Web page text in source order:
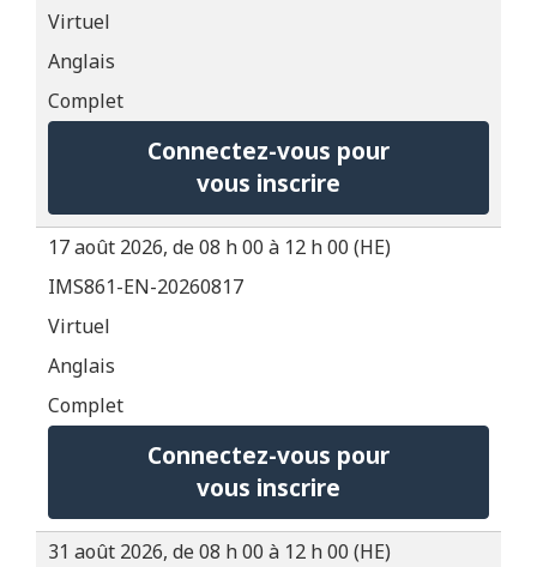
Virtuel
Anglais
Complet
Connectez-vous pour
vous inscrire
17 août 2026, de 08 h 00 à 12 h 00 (HE)
IMS861-EN-20260817
Virtuel
Anglais
Complet
Connectez-vous pour
vous inscrire
31 août 2026, de 08 h 00 à 12 h 00 (HE)